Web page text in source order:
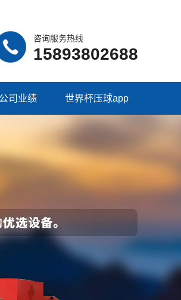
咨询服务热线
15893802688
公司业绩 世界杯压球app